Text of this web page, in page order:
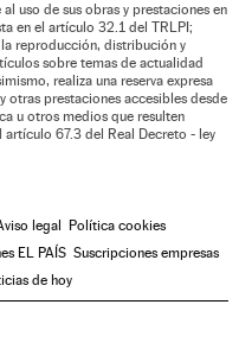
uso de sus obras y prestaciones en
en el artículo 32.1 del TRLPI;
reproducción, distribución y
sobre temas de actualidad
realiza una reserva expresa
otras prestaciones accesibles desde
u otros medios que resulten
67.3 del Real Decreto - ley
legal
Política cookies
EL PAÍS Suscripciones empresas
de hoy